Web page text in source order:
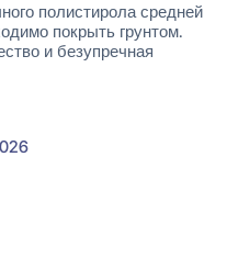
полистирола средней
покрыть грунтом.
и безупречная